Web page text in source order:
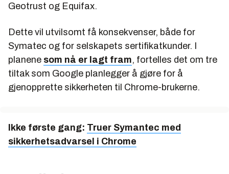
Geotrust og Equifax.
Dette vil utvilsomt få konsekvenser, både for
Symatec og for selskapets sertifikatkunder. I
planene som nå er lagt fram, fortelles det om tre
tiltak som Google planlegger å gjøre for å
gjenopprette sikkerheten til Chrome-brukerne.
Ikke første gang: Truer Symantec med
sikkerhetsadvarsel i Chrome